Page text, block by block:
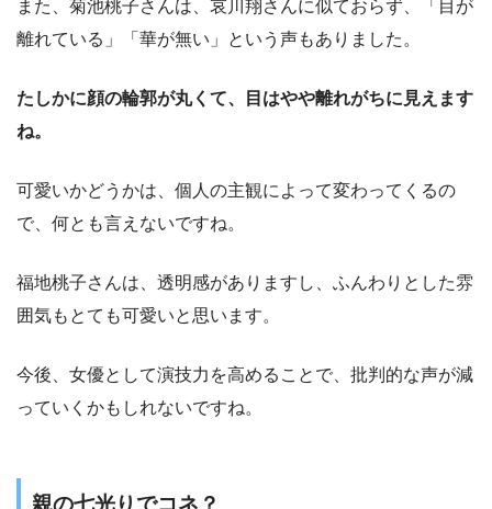
また、菊池桃子さんは、哀川翔さんに似ておらず、「目が
離れている」「華が無い」という声もありました。
たしかに顔の輪郭が丸くて、目はやや離れがちに見えます
ね。
可愛いかどうかは、個人の主観によって変わってくるの
で、何とも言えないですね。
福地桃子さんは、透明感がありますし、ふんわりとした雰
囲気もとても可愛いと思います。
今後、女優として演技力を高めることで、批判的な声が減
っていくかもしれないですね。